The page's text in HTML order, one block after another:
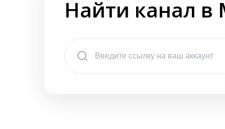
Найти канал в